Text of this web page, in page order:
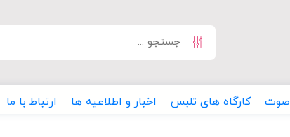
صوت کارگاه های تلبس اخبار و اطلاعیه ها ارتباط با ما